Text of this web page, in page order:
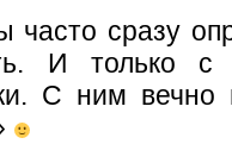
часто сразу
И только
С ним вечно